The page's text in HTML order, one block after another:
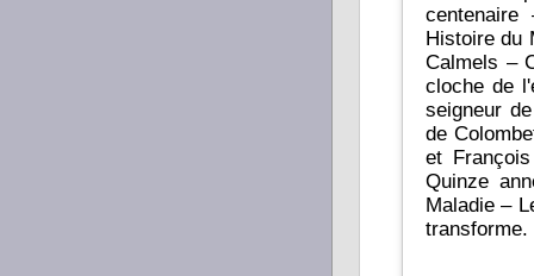
Histoire du
Calmels –
cloche de
seigneur
de
et
Quinze
Maladie –
transforme.